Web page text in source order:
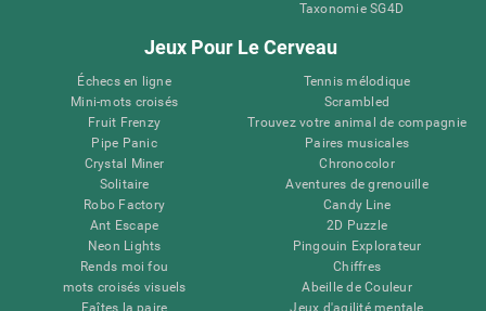
Taxonomie SG4D
Jeux Pour Le Cerveau
Échecs en ligne
Mini-mots croisés
Fruit Frenzy
Pipe Panic
Crystal Miner
Solitaire
Robo Factory
Ant Escape
Neon Lights
Rends moi fou
mots croisés visuels
Faîtes la paire
Tennis mélodique
Scrambled
Trouvez votre animal de compagnie
Paires musicales
Chronocolor
Aventures de grenouille
Candy Line
2D Puzzle
Pingouin Explorateur
Chiffres
Abeille de Couleur
Jeux d'agilité mentale